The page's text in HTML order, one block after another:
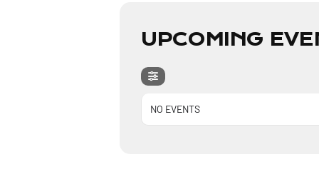
UPCOMING
NO EVENTS